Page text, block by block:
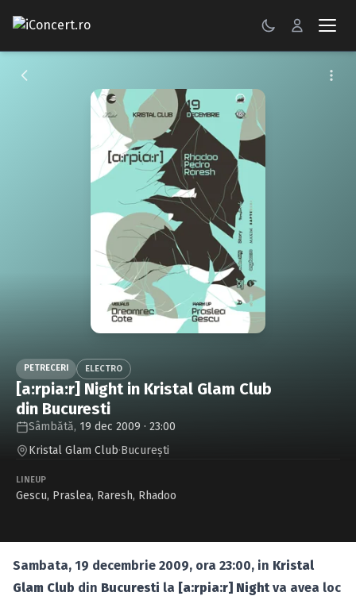
CONCERTE
Caută în site...
PETRECERI ELECTRO
[a:rpia:r] Night in Kristal Glam Club
din Bucuresti
Sâmbătă, 19 dec 2009 · 23:00
Kristal Glam Club·Bucureşti
LINEUP
Gescu, Praslea, Raresh, Rhadoo
Sambata, 19 decembrie 2009, ora 23:00, in Kristal
Glam Club din Bucuresti la [a:rpia:r] Nightva avea loc